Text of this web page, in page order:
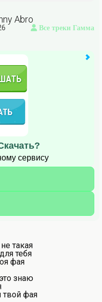
Abro
Все треки Гамма
сервису
такая
тебя
фая
знаю
фая